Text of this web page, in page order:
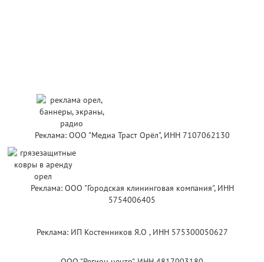
Реклама: ООО "Медиа Траст Орёл", ИНН 7107062130
Реклама: ООО "Городская клининговая компания", ИНН
5754006405
Реклама: ИП Костенников Я.О , ИНН 575300050627